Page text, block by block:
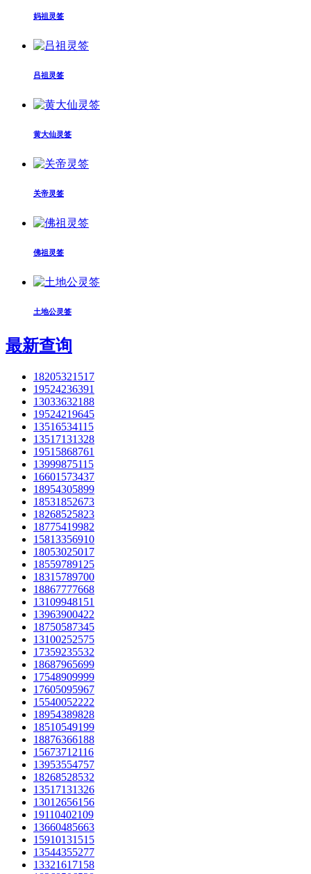
妈祖灵签
吕祖灵签
黄大仙灵签
关帝灵签
佛祖灵签
土地公灵签
最新查询
18205321517
19524236391
13033632188
19524219645
13516534115
13517131328
19515868761
13999875115
16601573437
18954305899
18531852673
18268525823
18775419982
15813356910
18053025017
18559789125
18315789700
18867777668
13109948151
13963900422
18750587345
13100252575
17359235532
18687965699
17548909999
17605095967
15540052222
18954389828
18510549199
18876366188
15673712116
13953554757
18268528532
13517131326
13012656156
19110402109
13660485663
15910131515
13544355277
13321617158